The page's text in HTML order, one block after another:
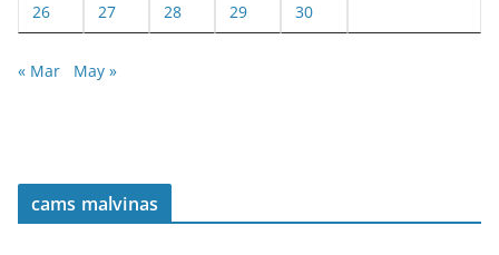
26 27 28 29 30
« Mar May »
cams malvinas